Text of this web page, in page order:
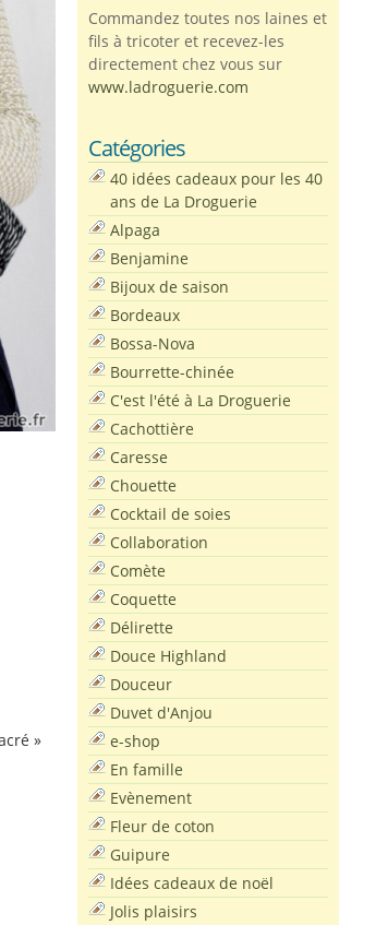
»
Commandez toutes nos laines et
fils à tricoter et recevez-les
directement chez vous sur
www.ladroguerie.com
Catégories
40 idées cadeaux pour les 40
ans de La Droguerie
Alpaga
Benjamine
Bijoux de saison
Bordeaux
Bossa-Nova
Bourrette-chinée
C'est l'été à La Droguerie
Cachottière
Caresse
Chouette
Cocktail de soies
Collaboration
Comète
Coquette
Délirette
Douce Highland
Douceur
Duvet d'Anjou
e-shop
En famille
Evènement
Fleur de coton
Guipure
Idées cadeaux de noël
Jolis plaisirs